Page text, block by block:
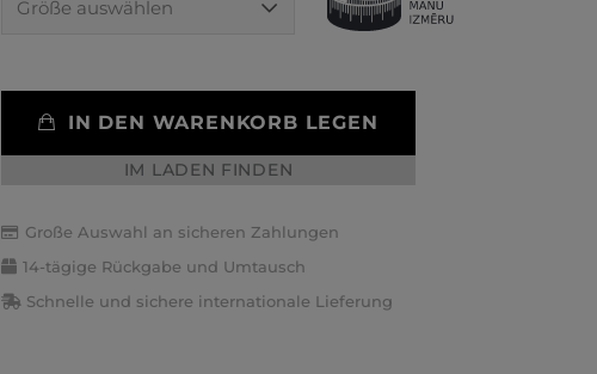
IN DEN WARENKORB LEGEN
IM LADEN FINDEN
Große Auswahl an sicheren Zahlungen
14-tägige Rückgabe und Umtausch
Schnelle und sichere internationale Lieferung